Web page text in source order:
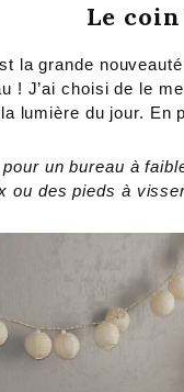
Le
la grande
! J’ai choisi de le
lumière du jour. En
un bureau à
ou des pieds à